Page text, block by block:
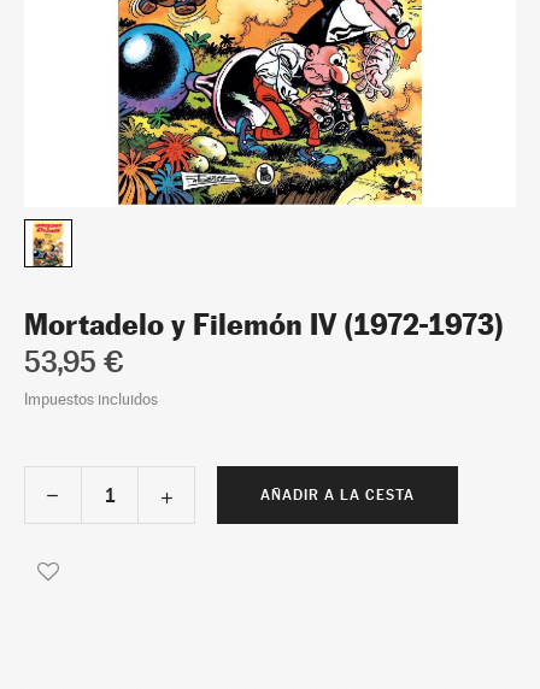
Mortadelo y Filemón IV (1972-1973)
53,95 €
Impuestos incluidos
AÑADIR A LA CESTA